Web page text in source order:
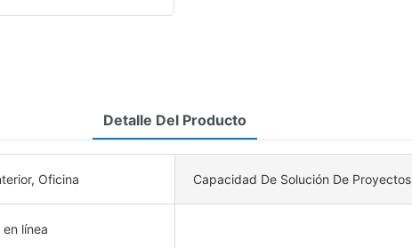
Detalle Del Producto
Oficina Capacidad De Solución De Proyectos
línea